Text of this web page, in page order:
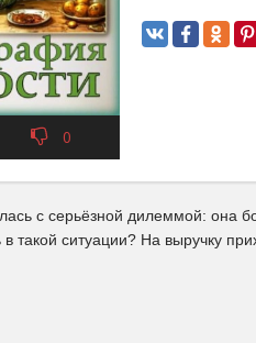
0
с серьёзной дилеммой: она
в такой ситуации? На выручку